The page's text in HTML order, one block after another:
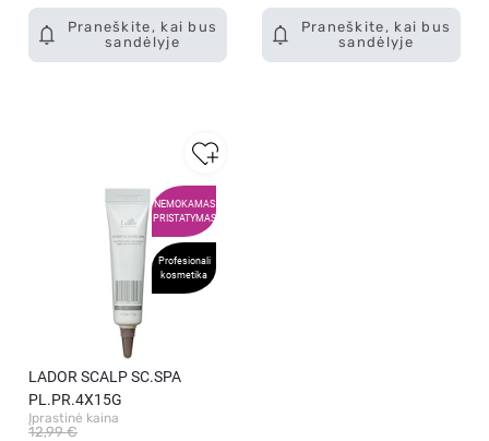
Praneškite, kai bus
sandėlyje
Praneškite, kai bus
sandėlyje
NEMOKAMAS
PRISTATYMAS
Profesionali
kosmetika
LADOR SCALP SC.SPA
PL.PR.4X15G
Įprastinė kaina
12,99 €